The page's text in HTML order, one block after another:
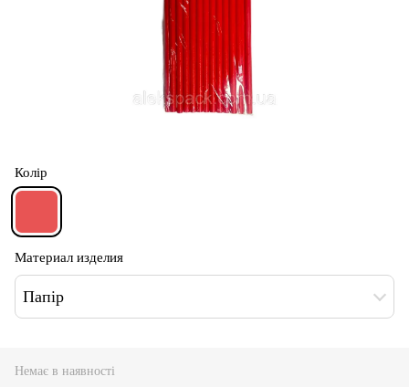
Колір
Материал изделия
Папір
Немає в наявності